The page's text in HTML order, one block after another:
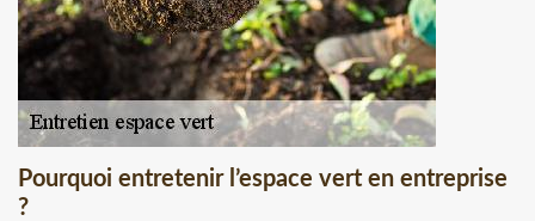
Pourquoi entretenir l’espace vert en entreprise
?